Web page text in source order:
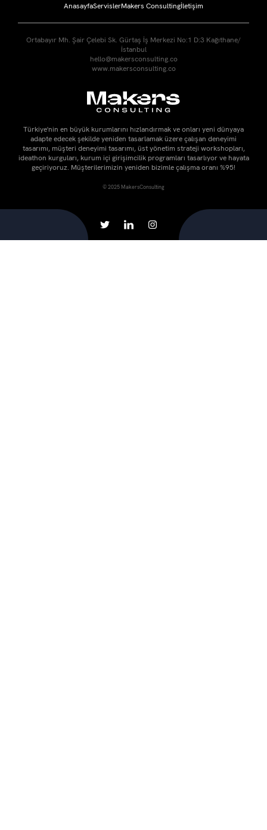
AnasayfaServislerMakers Consultingİletişim
Ortabayır Mh. Şair Çelebi Sk. Gürtaş İş Merkezi No:1 D:3 Kağıthane/
İstanbul
hello@makersconsulting.co
www.makersconsulting.co
Türkiye'nin en büyük kurumlarını hızlandırmak ve onları yeni dünyaya
adapte edecek şekilde yeniden tasarlamak üzere çalışan deneyimi
tasarımı, müşteri deneyimi tasarımı, üst yönetim strateji workshopları,
ideathon kurguları, kurum içi girişimcilik programları tasarlıyor ve hayata
geçiriyoruz. Müşterilerimizin yeniden bizimle çalışma oranı %95!
© 2025 MakersConsulting